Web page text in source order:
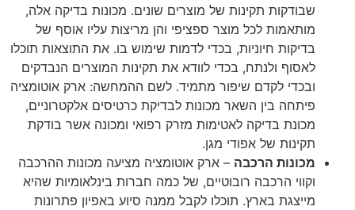
שבודקות תקינות של מוצרים שונים. מכונות בדיקה אלה,
מותאמות לכל מוצר ספציפי והן מריצות עליו אוסף של
בדיקות חיוניות, בכדי לדמות שימוש בו. את התוצאות תוכלו
לאסוף ולנתח, בכדי לוודא את תקינות המוצרים הנבדקים
ובכדי לקדם שיפור מתמיד. לשם ההמחשה: ארק אוטומציה
פיתחה בין השאר מכונות לבדיקת כרטיסים אלקטרוניים,
מכונת בדיקה לאטימות מזרק רפואי ומכונה אשר בודקת
תקינות של אפודי מגן.
מכונות הרכבה – ארק אוטומציה מציעה מכונות ההרכבה
וקווי הרכבה רובוטיים, של כמה חברות בינלאומיות שהיא
מייצגת בארץ. תוכלו לקבל ממנה סיוע באפיון פתרונות